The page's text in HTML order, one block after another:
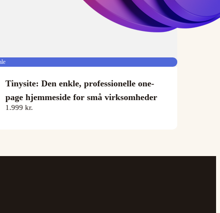
Tinysite: Den enkle, professionelle one-
page hjemmeside for små virksomheder
1.999 kr.